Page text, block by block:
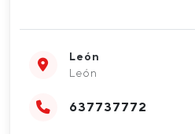
León
León
637737772